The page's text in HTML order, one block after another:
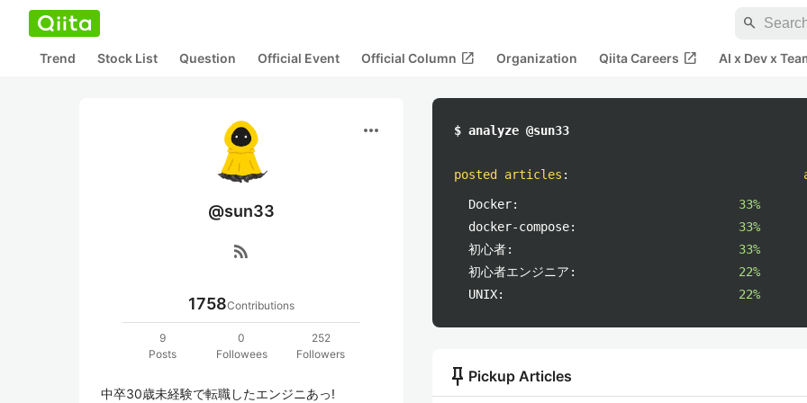
search
Trend Stock List Question Official Event Official Column open_in_new Organization Qiita Careers open_in_new AI x Dev x
more_horiz
@sun33
rss_feed
1758Contributions
9
Posts
0
Followees
252
Followers
中卒30歳未経験で転職したエンジニあっ!
$ analyze @sun33
posted articles :
Docker:
33%
docker-compose:
33%
初心者:
33%
初心者エンジニア:
22%
UNIX:
22%
push_pin Pickup Articles